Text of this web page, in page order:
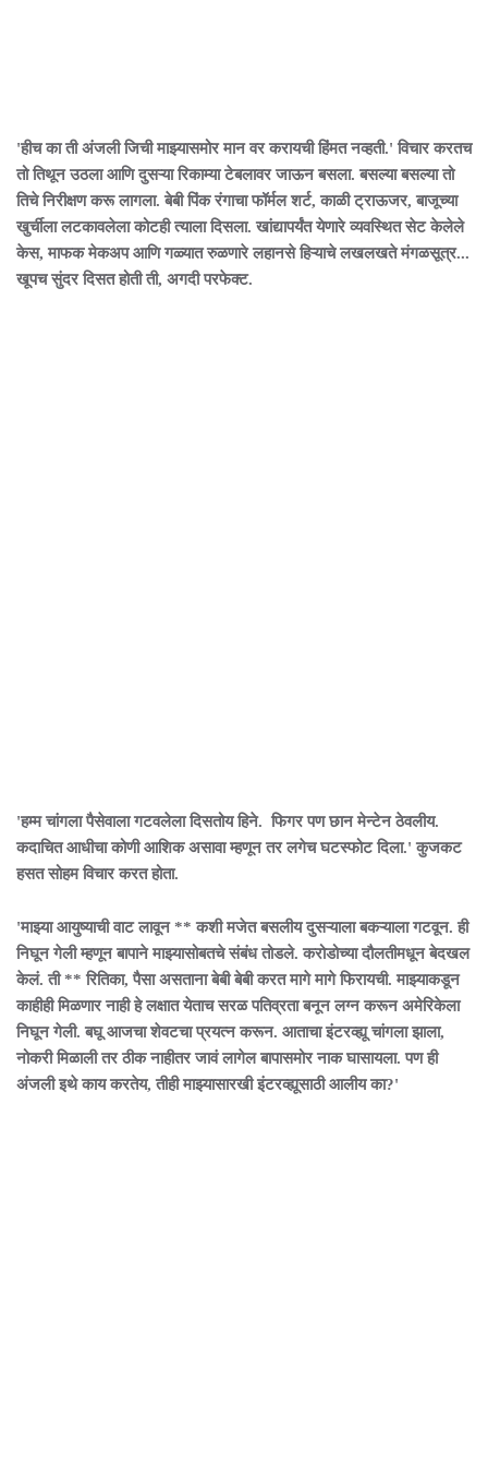
'हीच का ती अंजली जिची माझ्यासमोर मान वर करायची हिंमत नव्हती.' विचार करतच
तो तिथून उठला आणि दुसऱ्या रिकाम्या टेबलावर जाऊन बसला. बसल्या बसल्या तो
तिचे निरीक्षण करू लागला. बेबी पिंक रंगाचा फॉर्मल शर्ट, काळी ट्राऊजर, बाजूच्या
खुर्चीला लटकावलेला कोटही त्याला दिसला. खांद्यापर्यंत येणारे व्यवस्थित सेट केलेले
केस, माफक मेकअप आणि गळ्यात रुळणारे लहानसे हिऱ्याचे लखलखते मंगळसूत्र...
खूपच सुंदर दिसत होती ती, अगदी परफेक्ट.
'हम्म चांगला पैसेवाला गटवलेला दिसतोय हिने. फिगर पण छान मेन्टेन ठेवलीय.
कदाचित आधीचा कोणी आशिक असावा म्हणून तर लगेच घटस्फोट दिला.' कुजकट
हसत सोहम विचार करत होता.
'माझ्या आयुष्याची वाट लावून ** कशी मजेत बसलीय दुसऱ्याला बकऱ्याला गटवून. ही
निघून गेली म्हणून बापाने माझ्यासोबतचे संबंध तोडले. करोडोच्या दौलतीमधून बेदखल
केलं. ती ** रितिका, पैसा असताना बेबी बेबी करत मागे मागे फिरायची. माझ्याकडून
काहीही मिळणार नाही हे लक्षात येताच सरळ पतिव्रता बनून लग्न करून अमेरिकेला
निघून गेली. बघू आजचा शेवटचा प्रयत्न करून. आताचा इंटरव्ह्यू चांगला झाला,
नोकरी मिळाली तर ठीक नाहीतर जावं लागेल बापासमोर नाक घासायला. पण ही
अंजली इथे काय करतेय, तीही माझ्यासारखी इंटरव्ह्यूसाठी आलीय का?'